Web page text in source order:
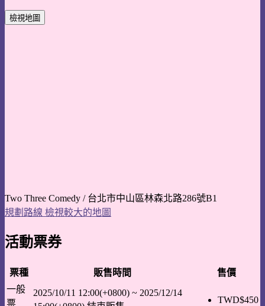
檢視地圖
Two Three Comedy / 台北市中山區林森北路286號B1
規劃路線 檢視較大的地圖
活動票券
票種 販售時間
售價
一般
票
2025/10/11 12:00(+0800) ~ 2025/12/14
TWD$450